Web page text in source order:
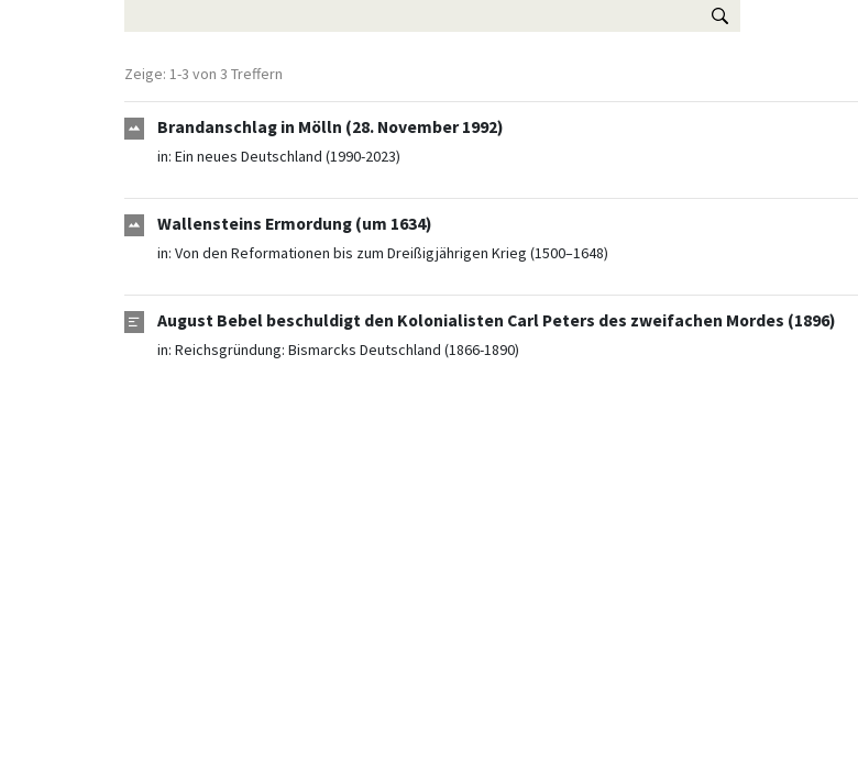
Zeige: 1-3 von 3 Treffern
Brandanschlag in Mölln (28. November 1992)
in: Ein neues Deutschland (1990-2023)
Wallensteins Ermordung (um 1634)
in: Von den Reformationen bis zum Dreißigjährigen Krieg (1500–1648)
August Bebel beschuldigt den Kolonialisten Carl Peters des zweifachen Mordes (1896)
in: Reichsgründung: Bismarcks Deutschland (1866-1890)